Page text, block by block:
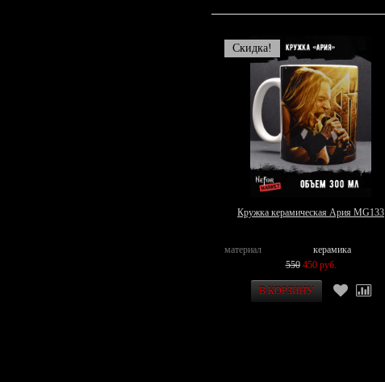
Скидка!
Кружка керамическая Ария MG133
материал
керамика
550 450 руб.